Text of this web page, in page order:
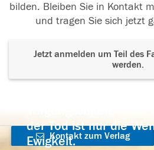
bilden. Bleiben Sie in Kontakt
und tragen Sie sich jetzt
Jetzt anmelden um Teil des
werden.
der Tod ist nur die
Ewigkeit.
Kontakt zum Verlag